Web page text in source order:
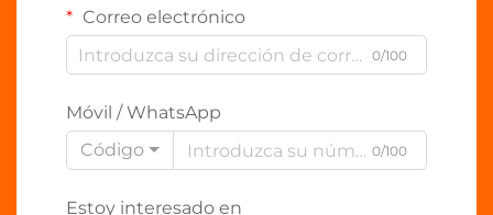
Correo electrónico
0/100
Móvil / WhatsApp
Código
0/100
Estoy interesado en